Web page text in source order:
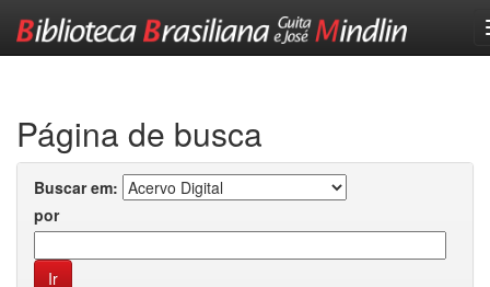
Página de busca
Buscar em:
por